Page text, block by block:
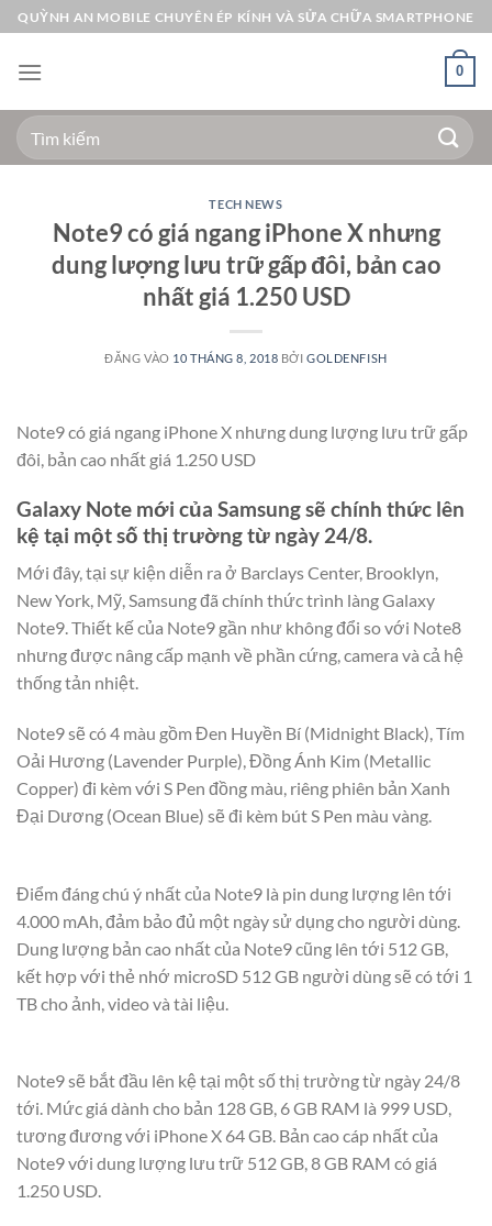
Bỏ
qua
nội
QUỲNH AN MOBILE CHUYÊN ÉP KÍNH VÀ SỬA CHỮA SMARTPHONE
0
Tìm
kiếm:
TECH NEWS
Note9 có giá ngang iPhone X nhưng
dung lượng lưu trữ gấp đôi, bản cao
nhất giá 1.250 USD
ĐĂNG VÀO 10 THÁNG 8, 2018 BỞIGOLDENFISH
Note9 có giá ngang iPhone X nhưng dung lượng lưu trữ gấp
đôi, bản cao nhất giá 1.250 USD
Galaxy Note mới của Samsung sẽ chính thức lên
kệ tại một số thị trường từ ngày 24/8.
Mới đây, tại sự kiện diễn ra ở Barclays Center, Brooklyn,
New York, Mỹ, Samsung đã chính thức trình làng Galaxy
Note9. Thiết kế của Note9 gần như không đổi so với Note8
nhưng được nâng cấp mạnh về phần cứng, camera và cả hệ
thống tản nhiệt.
Note9 sẽ có 4 màu gồm Đen Huyền Bí (Midnight Black), Tím
Oải Hương (Lavender Purple), Đồng Ánh Kim (Metallic
Copper) đi kèm với S Pen đồng màu, riêng phiên bản Xanh
Đại Dương (Ocean Blue) sẽ đi kèm bút S Pen màu vàng.
Điểm đáng chú ý nhất của Note9 là pin dung lượng lên tới
4.000 mAh, đảm bảo đủ một ngày sử dụng cho người dùng.
Dung lượng bản cao nhất của Note9 cũng lên tới 512 GB,
kết hợp với thẻ nhớ microSD 512 GB người dùng sẽ có tới 1
TB cho ảnh, video và tài liệu.
Note9 sẽ bắt đầu lên kệ tại một số thị trường từ ngày 24/8
tới. Mức giá dành cho bản 128 GB, 6 GB RAM là 999 USD,
tương đương với iPhone X 64 GB. Bản cao cáp nhất của
Note9 với dung lượng lưu trữ 512 GB, 8 GB RAM có giá
1.250 USD.